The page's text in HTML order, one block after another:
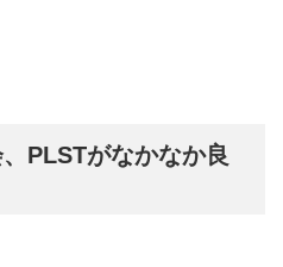
PLSTがなかなか良